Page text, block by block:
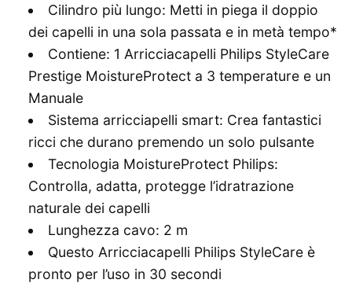
Cilindro più lungo: Metti in piega il doppio
dei capelli in una sola passata e in metà tempo*
Contiene: 1 Arricciacapelli Philips StyleCare
Prestige MoistureProtect a 3 temperature e un
Manuale
Sistema arricciapelli smart: Crea fantastici
ricci che durano premendo un solo pulsante
Tecnologia MoistureProtect Philips:
Controlla, adatta, protegge l’idratrazione
naturale dei capelli
Lunghezza cavo: 2 m
Questo Arricciacapelli Philips StyleCare è
pronto per l’uso in 30 secondi